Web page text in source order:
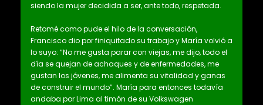
siendo la mujer decidida a ser, ante todo, respetada.
Retomé como pude el hilo de la conversación,
Francisco dio por finiquitado su trabajo y María volvió a
lo suyo: “No me gusta parar con viejas, me dijo, todo el
día se quejan de achaques y de enfermedades, me
gustan los jóvenes, me alimenta su vitalidad y ganas
de construir el mundo”. María para entonces todavía
andaba por Lima al timón de su Volkswagen